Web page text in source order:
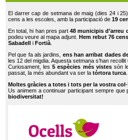
El darrer cap de setmana de maig (dies 24 i
cens a les escoles, amb la participació de 19
En total, hi han pres part48 municipis d’arreu
podeu veure al mapa adjunt. Hem rebut 76
Sabadell i Fortià
Pel que fa als jardins, ens han arribat dades
les 12 del migdia. Aquesta setmana s’han recollit
Curiosament, les5 espècies més vistessón
passat, la més abundant va ser la tórtora turca
Moltes gràcies a totes i tots per la vostra
Us animem a continuar participant sempre que
biodiversitat!